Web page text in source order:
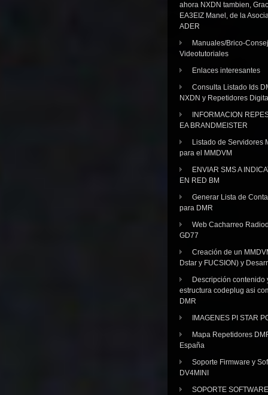
ahora NXDN tambien,
EA3EIZ Manel, de la
ADER
Manuales/Brico-
Videotutoriales
Enlaces interesantes
Consulta Listado Ids
NXDN y Repetidores
INFORMACION
EA BRANDMEISTER
Listado de Servidores
para el MMDVM
ENVIAR SMS A
EN RED BM
Generar Lista de
para DMR
Web Cacharreo
GD77
Creación de un
Dstar y FUCSION) y
Descripción contenido
estructura codeplug asi
DMR
IMAGENES PI STAR
Mapa Repetidores
España
Soporte Firmware y
DV4MINI
SOPORTE SOFTWARE